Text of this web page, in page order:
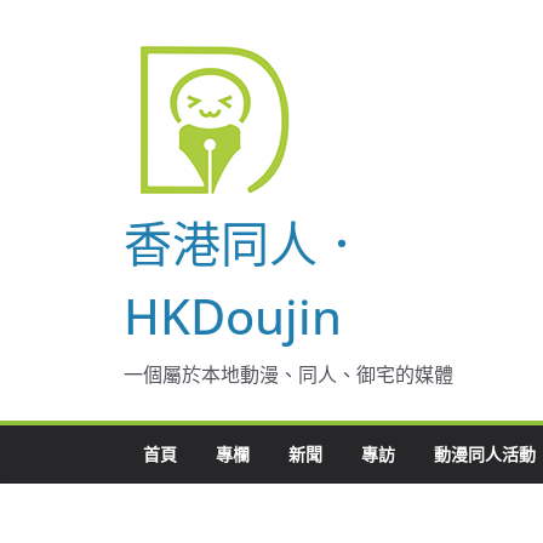
香港同人．
HKDoujin
一個屬於本地動漫、同人、御宅的媒體
首頁 專欄 新聞 專訪 動漫同人活動